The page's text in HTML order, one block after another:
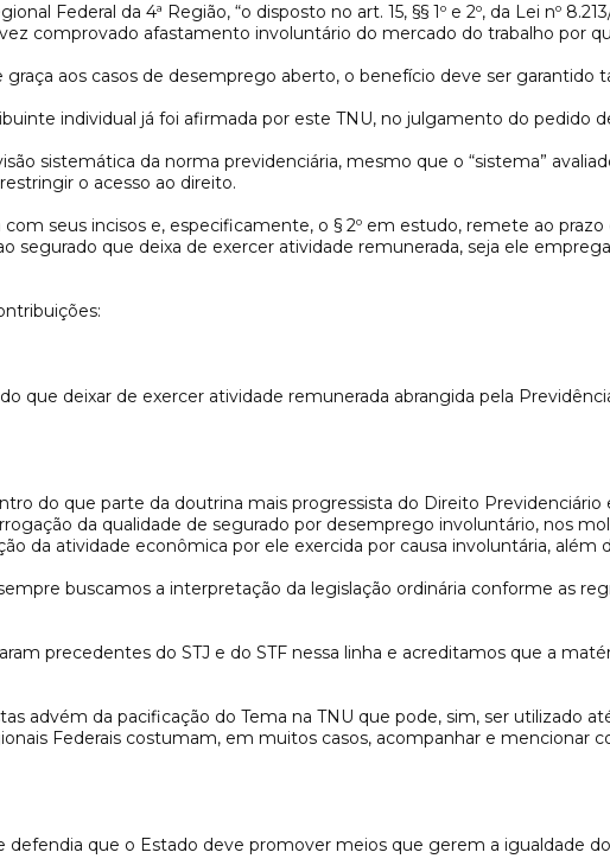
Federal da 4ª Região, “o disposto no art. 15, §§ 1º e 2º, da Lei nº
comprovado afastamento involuntário do mercado do trabalho por
aos casos de desemprego aberto, o benefício deve ser
individual já foi afirmada por este TNU, no julgamento do pedido
sistemática da norma previdenciária, mesmo que o “sistema”
o acesso ao direito.
seus incisos e, especificamente, o § 2º em estudo, remete ao
segurado que deixa de exercer atividade remunerada, seja ele
que deixar de exercer atividade remunerada abrangida pela
do que parte da doutrina mais progressista do Direito Previdenciário
da qualidade de segurado por desemprego involuntário, nos
da atividade econômica por ele exercida por causa involuntária, além
buscamos a interpretação da legislação ordinária conforme as
precedentes do STJ e do STF nessa linha e acreditamos que a
advém da pacificação do Tema na TNU que pode, sim, ser utilizado
Federais costumam, em muitos casos, acompanhar e mencionar
que o Estado deve promover meios que gerem a igualdade